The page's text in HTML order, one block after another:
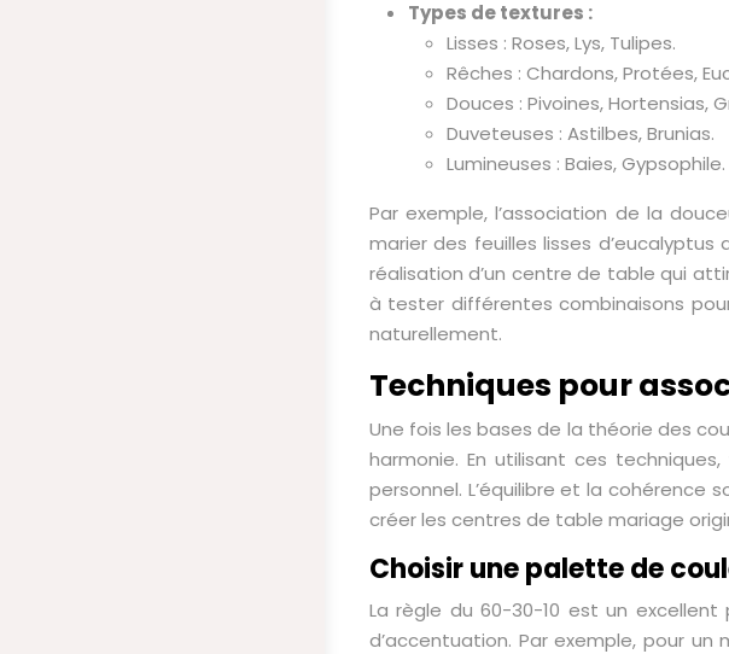
Types de textures :
Lisses : Roses, Lys, Tulipes.
Rêches : Chardons, Protées,
Douces : Pivoines, Hortensias,
Duveteuses : Astilbes, Brunias.
Lumineuses : Baies, Gypsophile.
Par exemple, l’association de la
marier des feuilles lisses
réalisation d’un centre de table qui
à tester différentes combinaisons
naturellement.
Techniques pour
Une fois les bases de la théorie des
harmonie. En utilisant ces
personnel. L’équilibre et la
créer les centres de table mariage
Choisir une palette de
La règle du 60-30-10 est un
d’accentuation. Par exemple, pour